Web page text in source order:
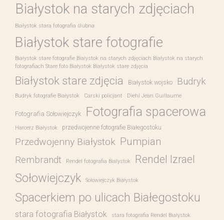
Białystok na starych zdjęciach
Białystok stara fotografia ślubna
Białystok stare fotografie
Białystok stare fotografie Białystok na starych zdjęciach Białystok na starych
fotografiach Stare foto Białystok Białystok stare zdjęcia
Białystok stare zdjęcia Białystok wojsko Budryk
Budryk fotografie Białystok Carski policjant Diehl Jean Guillaume
Fotografia Sołowiejczyk Fotografia spacerowa
Harcerz Białystok przedwojenne fotografie Białegostoku
Przedwojenny Białystok Pumpian
Rembrandt Rendel fotografia Bialystok Rendel Izrael
Sołowiejczyk Sołowiejczyk Białystok
Spacerkiem po ulicach Białegostoku
stara fotografia Białystok stara fotografia Rendel Białystok